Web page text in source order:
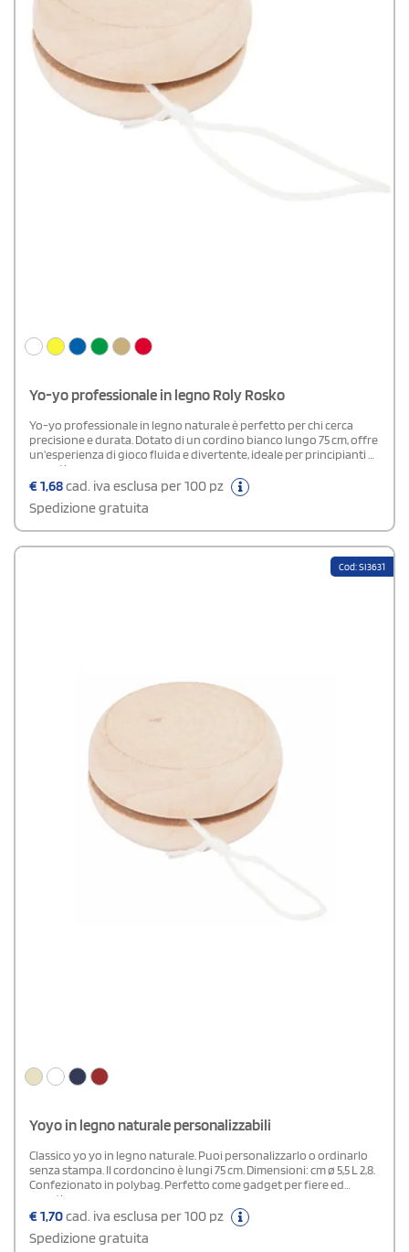
Yo-yo professionale in legno Roly Rosko
Yo-yo professionale in legno naturale è perfetto per chi cerca
precisione e durata. Dotato di un cordino bianco lungo 75 cm, offre
un'esperienza di gioco fluida e divertente, ideale per principianti e
esperti.
€1,68cad. iva esclusa per 100 pz
Spedizione gratuita
Cod: SI3631
Yoyo in legno naturale personalizzabili
Classico yo yo in legno naturale. Puoi personalizzarlo o ordinarlo
senza stampa. Il cordoncino è lungi 75 cm. Dimensioni: cm ø 5,5 L 2,8.
Confezionato in polybag. Perfetto come gadget per fiere ed
eventi.
€1,70cad. iva esclusa per 100 pz
Spedizione gratuita